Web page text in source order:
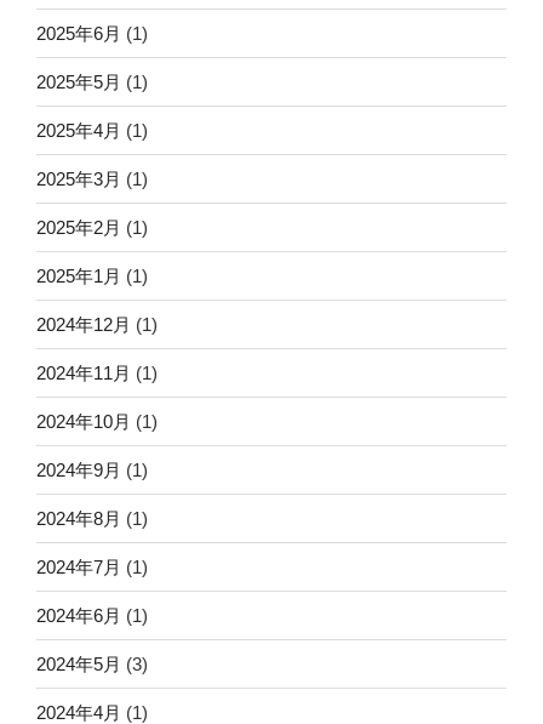
2025年6月 (1)
2025年5月 (1)
2025年4月 (1)
2025年3月 (1)
2025年2月 (1)
2025年1月 (1)
2024年12月 (1)
2024年11月 (1)
2024年10月 (1)
2024年9月 (1)
2024年8月 (1)
2024年7月 (1)
2024年6月 (1)
2024年5月 (3)
2024年4月 (1)